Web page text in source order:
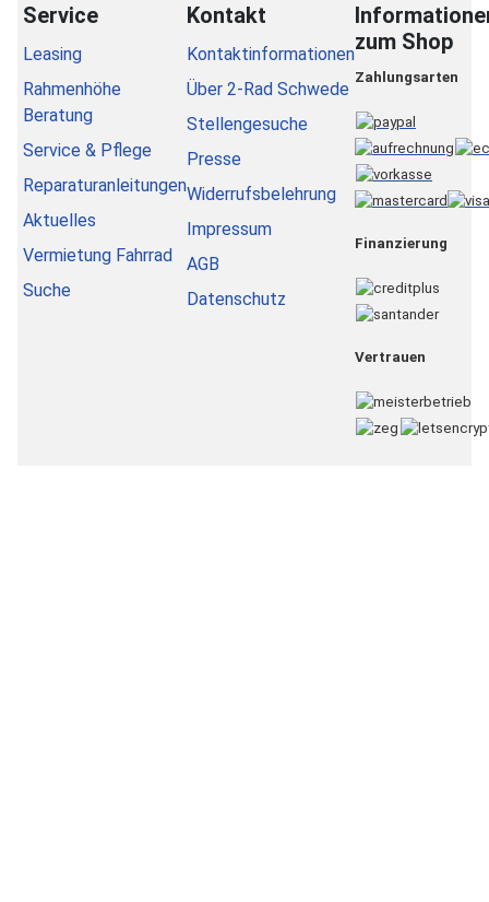
Service
Leasing
Rahmenhöhe
Beratung
Service & Pflege
Reparaturanleitungen
Aktuelles
Vermietung Fahrrad
Suche
Kontakt
Kontaktinformationen
Über 2-Rad Schwede
Stellengesuche
Presse
Widerrufsbelehrung
Impressum
AGB
Datenschutz
zum Shop
Zahlungsarten
Finanzierung
Vertrauen